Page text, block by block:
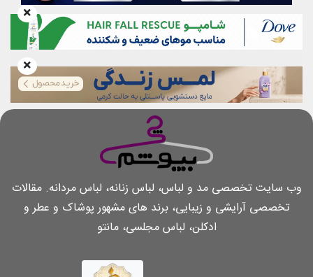
وب سایت تخصصی مد و لباس، لباس زنانه، لباس مردانه. مقالات
تخصصی آرایشی و زیبایی، برند های مشهور پوشاک و عطر و
ادکلن، لباس مجلسی، مانتو